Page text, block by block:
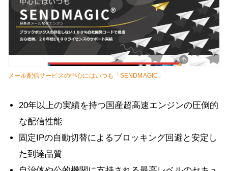
メール配信サービスの中心にはいつも「SENDMAGIC」
20年以上の実績を持つ国産超高速エンジンの圧倒的
な配信性能
固定IPの自動切替によるブロッキング回避と安定し
た到達品質